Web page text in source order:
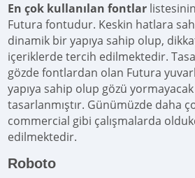
En çok kullanılan fontlar
Futura fontudur. Keskin hatlara
dinamik bir yapıya sahip olup,
içeriklerde tercih edilmektedir.
gözde fontlardan olan Futura
yapıya sahip olup gözü
tasarlanmıştır. Günümüzde daha
commercial gibi çalışmalarda
edilmektedir.
Roboto